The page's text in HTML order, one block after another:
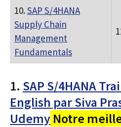
10.SAP S/4HANA
Supply Chain
Management
Fundamentals
1. SAP S/4HANA
English par Siva
Udemy Notre